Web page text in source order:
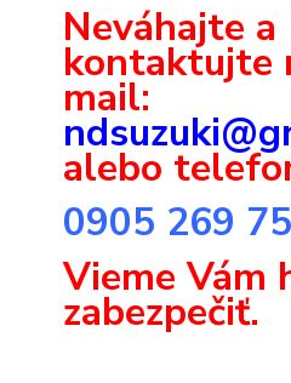
Neváhajte a
kontaktujte
mail:
alebo
0905 269
Vieme Vám
zabezpečiť.